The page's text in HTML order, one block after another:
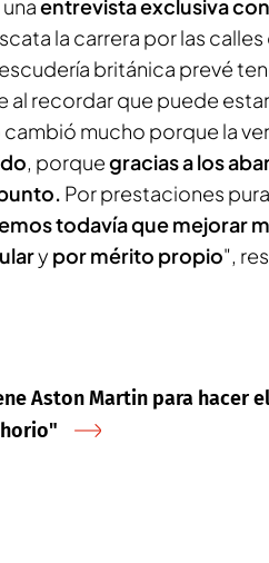
unaentrevista exclusiva con
la carrera por las
británica prevé
al recordar que puede
mucho porque la
, porquegracias a los
Por prestaciones
todavía que mejorar
y por mérito propio",
Aston Martin para hacer